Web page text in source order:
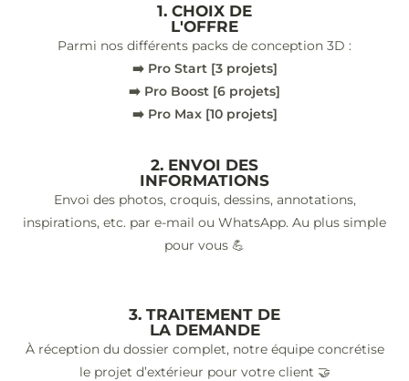
1. CHOIX DE
L'OFFRE
Parmi nos différents packs de conception 3D :
➡️ Pro Start [3 projets]
➡️ Pro Boost [6 projets]
➡️ Pro Max [10 projets]
2. ENVOI DES
INFORMATIONS
Envoi des photos, croquis, dessins, annotations,
inspirations, etc. par e-mail ou WhatsApp. Au plus simple
pour vous 💪
3. TRAITEMENT DE
LA DEMANDE
À réception du dossier complet, notre équipe concrétise
le projet d’extérieur pour votre client 🤝